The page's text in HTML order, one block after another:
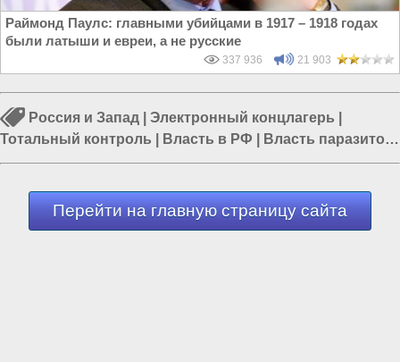
Раймонд Паулс: главными убийцами в 1917 – 1918 годах
были латыши и евреи, а не русские
337 936 21 903
Россия и Запад Электронный концлагерь
Тотальный контроль
Власть в РФ
Власть паразитов
|Билл Гейтс|Политика в России
Перейти на главную страницу сайта